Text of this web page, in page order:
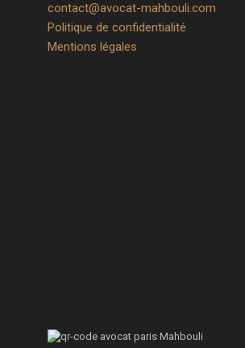
contact@avocat-mahbouli.com
Politique de confidentialité
Mentions légales